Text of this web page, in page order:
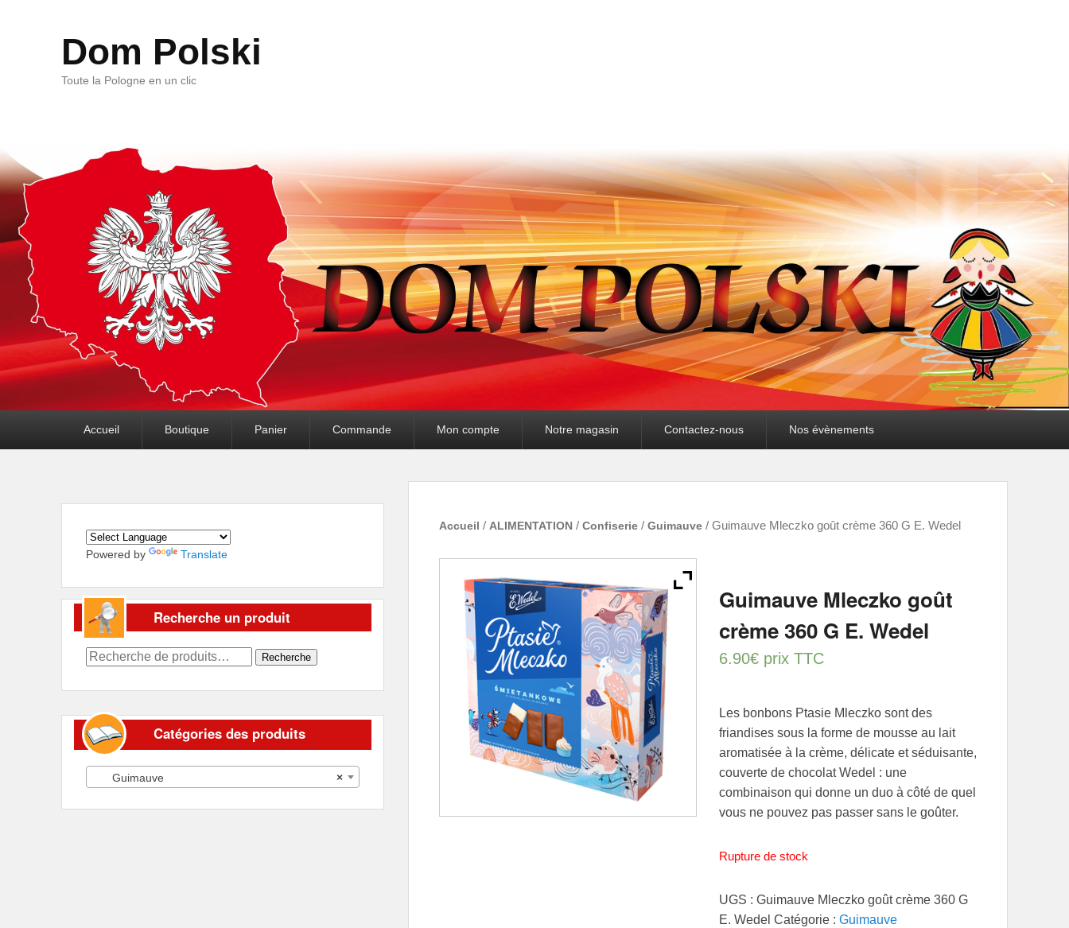
Dom Polski
Toute la Pologne en un clic
Accueil Boutique Panier Commande Mon compte Notre magasin Contactez-nous Nos évènements
Accueil / ALIMENTATION / Confiserie / Guimauve / Guimauve Mleczko goût crème 360 G E. Wedel
Guimauve Mleczko goût
crème 360 G E. Wedel
6.90€ prix TTC
Les bonbons Ptasie Mleczko sont des
friandises sous la forme de mousse au lait
aromatisée à la crème, délicate et séduisante,
couverte de chocolat Wedel : une
combinaison qui donne un duo à côté de quel
vous ne pouvez pas passer sans le goûter.
Rupture de stock
UGS : Guimauve Mleczko goût crème 360 G
E. Wedel Catégorie : Guimauve
Powered by Translate
Recherche un produit
Recherche
Recherche
Catégories des produits
×
Guimauve